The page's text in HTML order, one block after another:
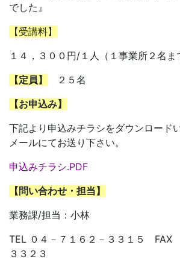
でした』
【受講料】
１４，３００円/１人（１事業所２名ま
【定員】
２５名
【お申込み】
下記より申込みチラシをダウンロード
メールにてお送り下さい。
申込みチラシ.PDF
【問い合わせ・担当】
業務課/担当：小林
TEL ０４－７１６２－３３１５ FAX
３３２３